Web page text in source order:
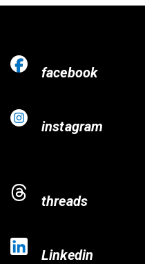
facebook
instagram
threads
Linkedin